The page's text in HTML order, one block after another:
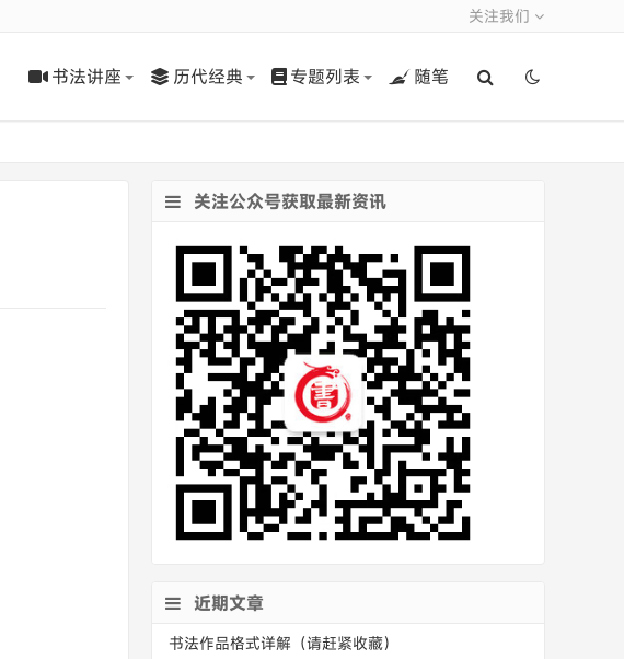
关注我们
书法讲座 历代经典 专题列表 随笔
关注公众号获取最新资讯
近期文章
书法作品格式详解（请赶紧收藏）